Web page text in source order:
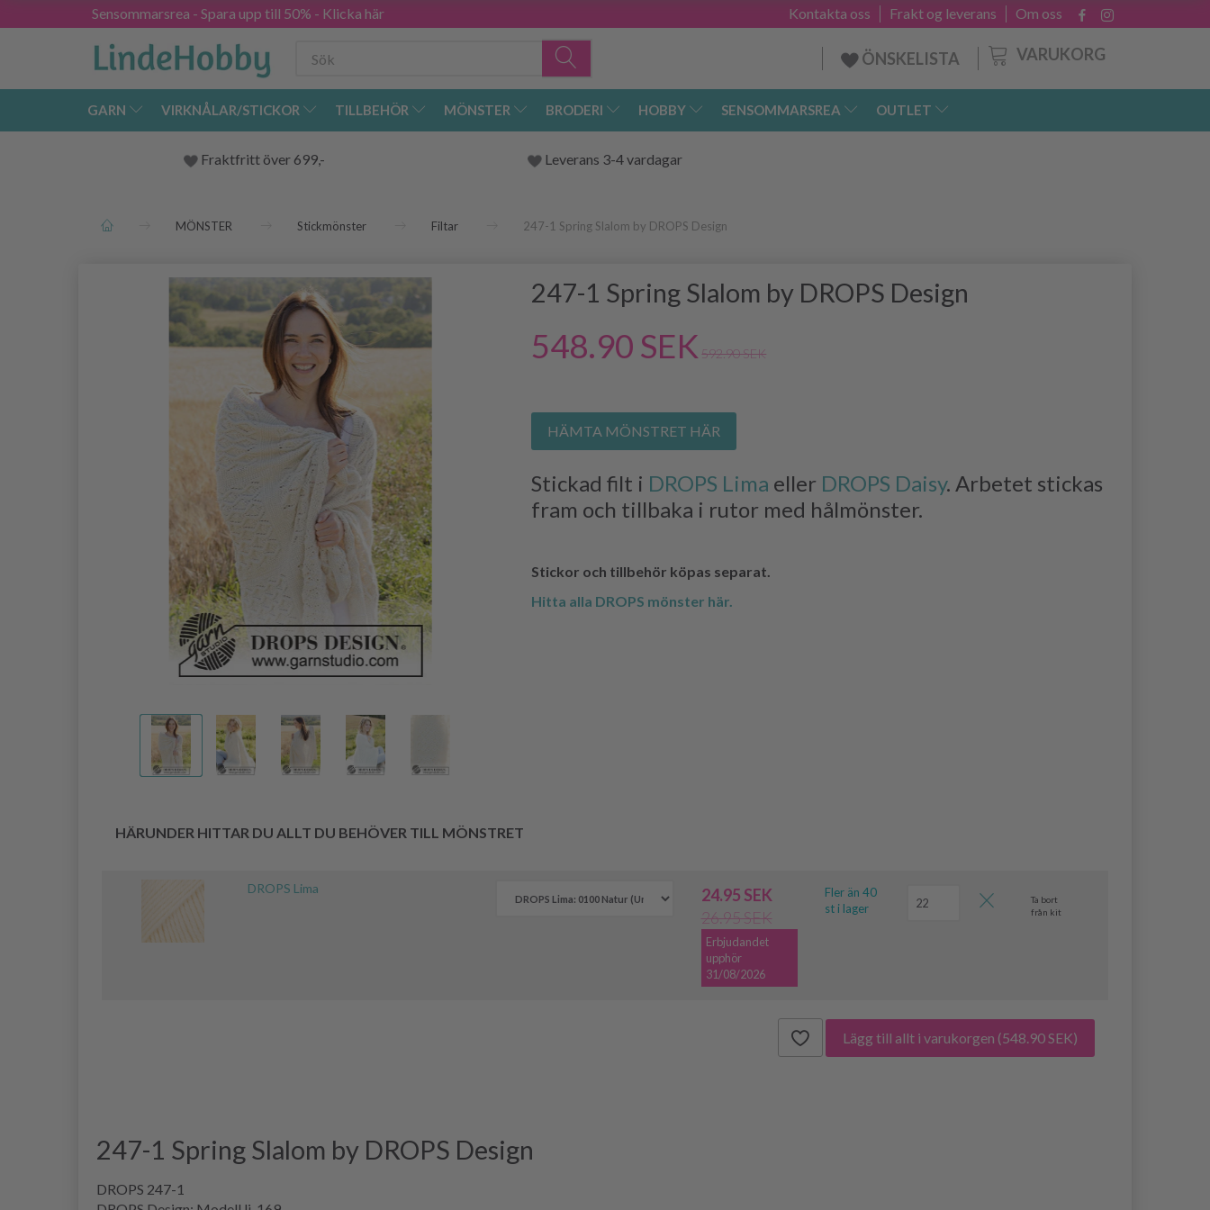
Sensommarsrea - Spara upp till 50% - Klicka här Om oss
Frakt og leverans
Kontakta oss
VARUKORG
ÖNSKELISTA
GARN VIRKNÅLAR/STICKOR TILLBEHÖR MÖNSTER BRODERI HOBBY SENSOMMARSREA OUTLET
Fraktfritt över 699,- Leverans 3-4 vardagar
MÖNSTER Stickmönster Filtar 247-1 Spring Slalom by DROPS Design
247-1 Spring Slalom by DROPS Design
548.90 SEK 592.90 SEK
HÄMTA MÖNSTRET HÄR
Stickad filt i DROPS Lima eller DROPS Daisy. Arbetet stickas
fram och tillbaka i rutor med hålmönster.
Stickor och tillbehör köpas separat.
Hitta alla DROPS mönster här.
HÄRUNDER HITTAR DU ALLT DU BEHÖVER TILL MÖNSTRET
DROPS Lima
24.95 SEK
26.95 SEK
Erbjudandet
upphör
31/08/2026
Fler än 40
st i lager
Ta bort
från kit
Lägg till allt i varukorgen (548.90 SEK)
247-1 Spring Slalom by DROPS Design
DROPS 247-1